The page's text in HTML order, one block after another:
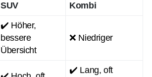
SUV Kombi
✔️ Höher,
bessere
Übersicht
❌ Niedriger
✔️ Lang, oft